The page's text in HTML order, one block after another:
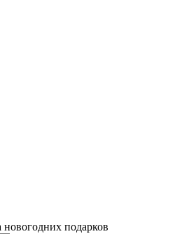
подарков